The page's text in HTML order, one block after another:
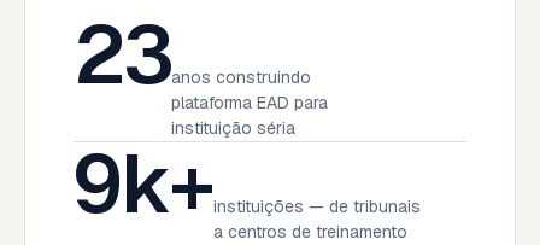
23anos construindo
plataforma EAD para
instituição séria
9k+instituições — de tribunais
a centros de treinamento